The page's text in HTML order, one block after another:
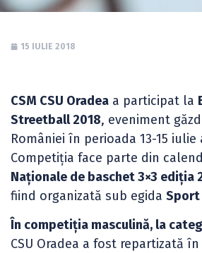
15 IULIE 2018
CSM CSU Oradea a participat la
Streetball 2018, eveniment
României în perioada 13-15
Competiția face parte din
Naționale de baschet 3×3 ediția
fiind organizată sub egida Sport
În competiția masculină, la
CSU Oradea a fost repartizată